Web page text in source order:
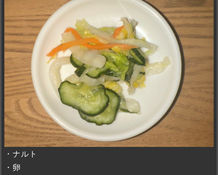
・ナルト
・卵